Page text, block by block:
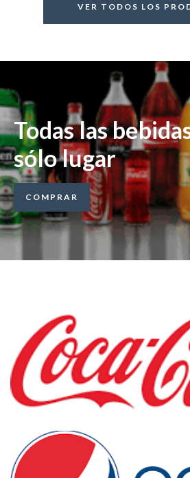
VER TODOS LOS
Todas las
sólo lugar
COMPRAR